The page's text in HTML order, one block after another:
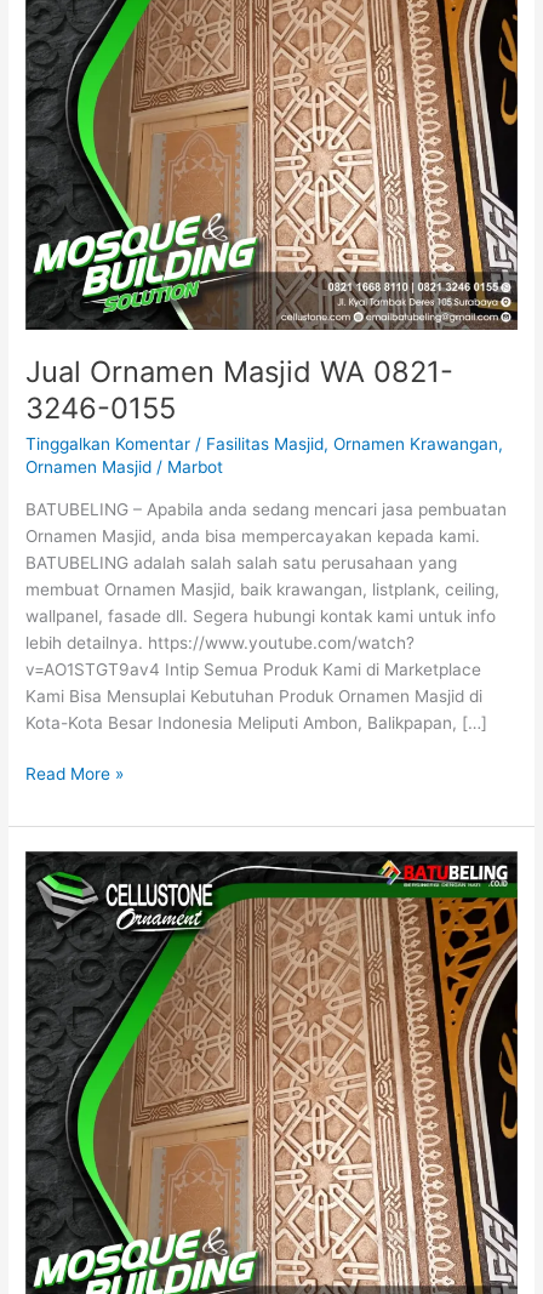
Jual Ornamen Masjid WA 0821-
3246-0155
Tinggalkan Komentar / Fasilitas Masjid,Ornamen Krawangan,
Ornamen Masjid / Marbot
BATUBELING – Apabila anda sedang mencari jasa pembuatan
Ornamen Masjid, anda bisa mempercayakan kepada kami.
BATUBELING adalah salah salah satu perusahaan yang
membuat Ornamen Masjid, baik krawangan, listplank, ceiling,
wallpanel, fasade dll. Segera hubungi kontak kami untuk info
lebih detailnya. https://www.youtube.com/watch?
v=AO1STGT9av4 Intip Semua Produk Kami di Marketplace
Kami Bisa Mensuplai Kebutuhan Produk Ornamen Masjid di
Kota-Kota Besar Indonesia Meliputi Ambon, Balikpapan, […]
0155
Read More »
Jual
Ornamen
Krawangan
Masjid
WA
0821-
3246-
0155